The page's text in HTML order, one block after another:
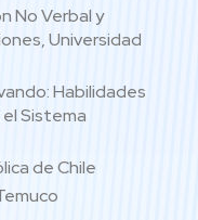
No Verbal y
Universidad
Habilidades
Sistema
de Chile